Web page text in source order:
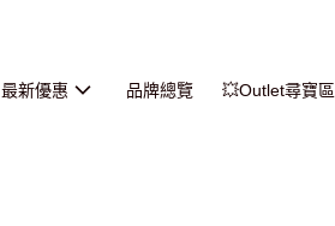
最新優惠 品牌總覽 💥Outlet尋寶區